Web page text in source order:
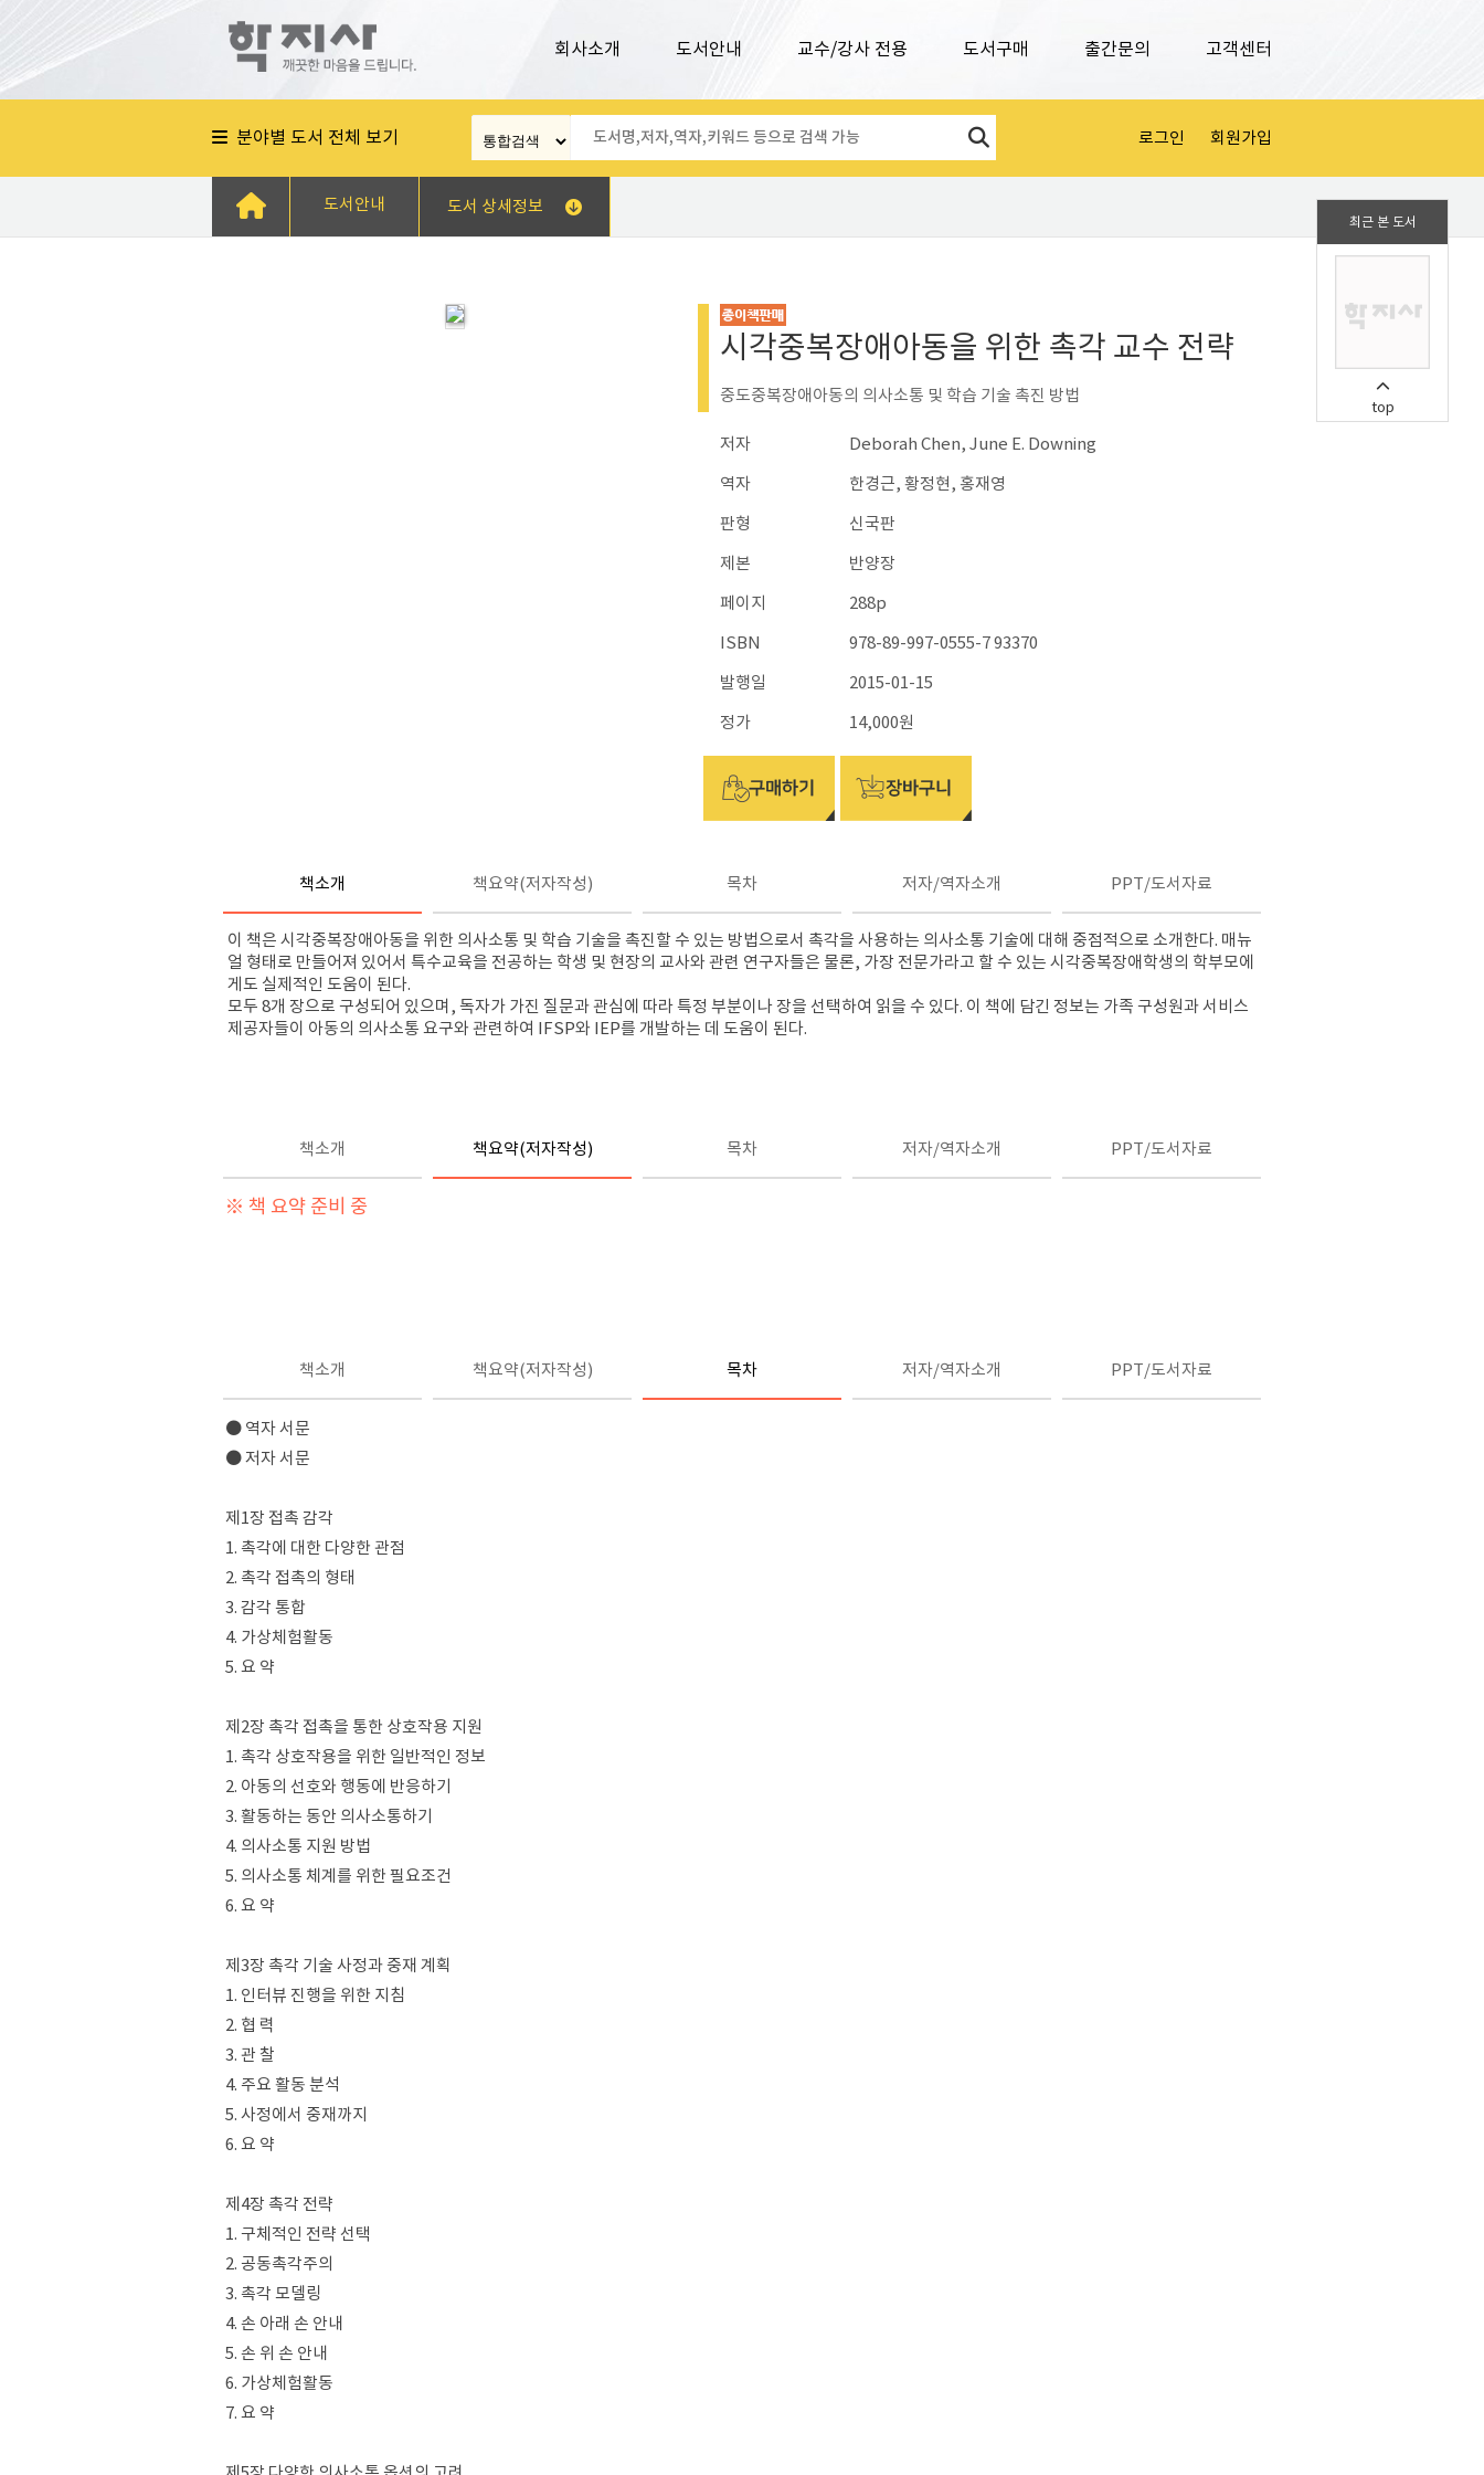
최근 본 도서
top
회사소개 도서안내 교수/강사 전용 도서구매 출간문의 고객센터
분야별 도서 전체 보기 로그인 회원가입
도서안내 도서 상세정보
시각중복장애아동을 위한 촉각 교수 전략
중도중복장애아동의 의사소통 및 학습 기술 촉진 방법
저자
Deborah Chen, June E. Downing
역자
한경근, 황정현, 홍재영
판형
신국판
제본
반양장
페이지
288p
ISBN
978-89-997-0555-7 93370
발행일
2015-01-15
정가
14,000원
책소개 책요약(저자작성) 목차 저자/역자소개 PPT/도서자료
이 책은 시각중복장애아동을 위한 의사소통 및 학습 기술을 촉진할 수 있는 방법으로서 촉각을 사용하는 의사소통 기술에 대해 중점적으로 소개한다. 매뉴
얼 형태로 만들어져 있어서 특수교육을 전공하는 학생 및 현장의 교사와 관련 연구자들은 물론, 가장 전문가라고 할 수 있는 시각중복장애학생의 학부모에
게도 실제적인 도움이 된다.
모두 8개 장으로 구성되어 있으며, 독자가 가진 질문과 관심에 따라 특정 부분이나 장을 선택하여 읽을 수 있다. 이 책에 담긴 정보는 가족 구성원과 서비스
제공자들이 아동의 의사소통 요구와 관련하여 IFSP와 IEP를 개발하는 데 도움이 된다.
책소개 책요약(저자작성) 목차 저자/역자소개 PPT/도서자료
※ 책 요약 준비 중
책소개 책요약(저자작성) 목차 저자/역자소개 PPT/도서자료
● 역자 서문
● 저자 서문
제1장 접촉 감각
1. 촉각에 대한 다양한 관점
2. 촉각 접촉의 형태
3. 감각 통합
4. 가상체험활동
5. 요 약
제2장 촉각 접촉을 통한 상호작용 지원
1. 촉각 상호작용을 위한 일반적인 정보
2. 아동의 선호와 행동에 반응하기
3. 활동하는 동안 의사소통하기
4. 의사소통 지원 방법
5. 의사소통 체계를 위한 필요조건
6. 요 약
제3장 촉각 기술 사정과 중재 계획
1. 인터뷰 진행을 위한 지침
2. 협 력
3. 관 찰
4. 주요 활동 분석
5. 사정에서 중재까지
6. 요 약
제4장 촉각 전략
1. 구체적인 전략 선택
2. 공동촉각주의
3. 촉각 모델링
4. 손 아래 손 안내
5. 손 위 손 안내
6. 가상체험활동
7. 요 약